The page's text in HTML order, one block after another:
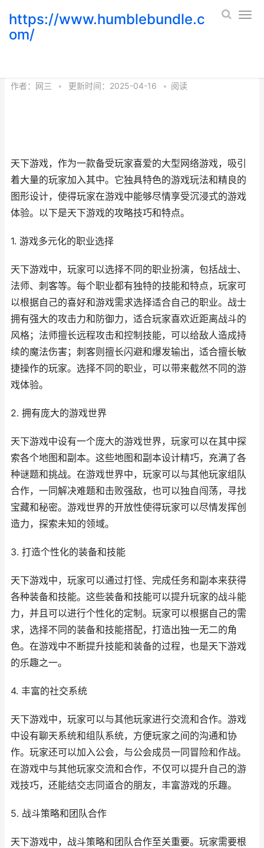
https://www.humblebundle.c
om/
作者： 网三 • 更新时间：2025-04-16 • 阅读
天下游戏，作为一款备受玩家喜爱的大型网络游戏，吸引
着大量的玩家加入其中。它独具特色的游戏玩法和精良的
图形设计，使得玩家在游戏中能够尽情享受沉浸式的游戏
体验。以下是天下游戏的攻略技巧和特点。
1. 游戏多元化的职业选择
天下游戏中，玩家可以选择不同的职业扮演，包括战士、
法师、刺客等。每个职业都有独特的技能和特点，玩家可
以根据自己的喜好和游戏需求选择适合自己的职业。战士
拥有强大的攻击力和防御力，适合玩家喜欢近距离战斗的
风格；法师擅长远程攻击和控制技能，可以给敌人造成持
续的魔法伤害；刺客则擅长闪避和爆发输出，适合擅长敏
捷操作的玩家。选择不同的职业，可以带来截然不同的游
戏体验。
2. 拥有庞大的游戏世界
天下游戏中设有一个庞大的游戏世界，玩家可以在其中探
索各个地图和副本。这些地图和副本设计精巧，充满了各
种谜题和挑战。在游戏世界中，玩家可以与其他玩家组队
合作，一同解决难题和击败强敌，也可以独自闯荡，寻找
宝藏和秘密。游戏世界的开放性使得玩家可以尽情发挥创
造力，探索未知的领域。
3. 打造个性化的装备和技能
天下游戏中，玩家可以通过打怪、完成任务和副本来获得
各种装备和技能。这些装备和技能可以提升玩家的战斗能
力，并且可以进行个性化的定制。玩家可以根据自己的需
求，选择不同的装备和技能搭配，打造出独一无二的角
色。在游戏中不断提升技能和装备的过程，也是天下游戏
的乐趣之一。
4. 丰富的社交系统
天下游戏中，玩家可以与其他玩家进行交流和合作。游戏
中设有聊天系统和组队系统，方便玩家之间的沟通和协
作。玩家还可以加入公会，与公会成员一同冒险和作战。
在游戏中与其他玩家交流和合作，不仅可以提升自己的游
戏技巧，还能结交志同道合的朋友，丰富游戏的乐趣。
5. 战斗策略和团队合作
天下游戏中，战斗策略和团队合作至关重要。玩家需要根